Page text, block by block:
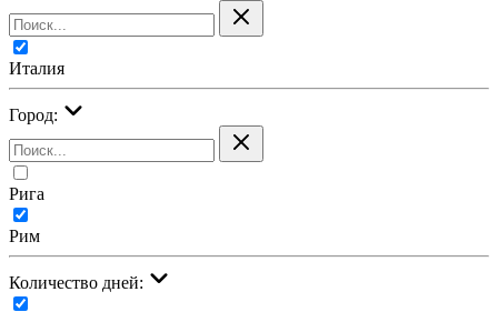
Италия
Город:
Рига
Рим
Количество дней: